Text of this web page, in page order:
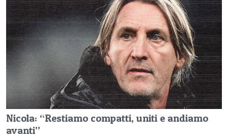
Nicola: “Restiamo compatti, uniti e andiamo
avanti”